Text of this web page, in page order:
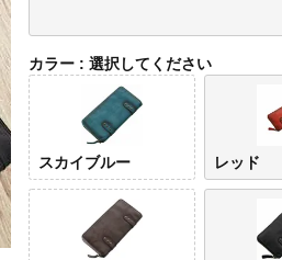
カラー 選択してください
スカイブルー レッド